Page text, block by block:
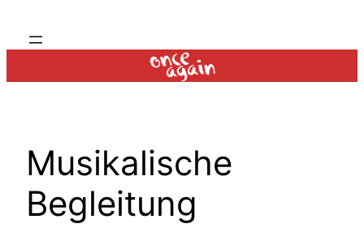
Inhalt
Musikalische
Begleitung